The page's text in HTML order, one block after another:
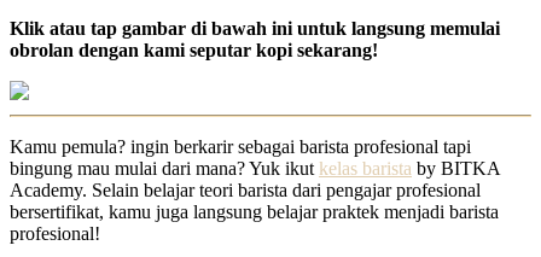
Klik atau tap gambar di bawah ini untuk langsung memulai
obrolan dengan kami seputar kopi sekarang!
Kamu pemula? ingin berkarir sebagai barista profesional tapi
bingung mau mulai dari mana? Yuk ikut kelas barista by BITKA
Academy. Selain belajar teori barista dari pengajar profesional
bersertifikat, kamu juga langsung belajar praktek menjadi barista
profesional!